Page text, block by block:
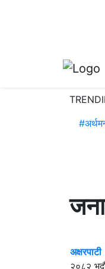
#
अक्षरपाटी
२०८२